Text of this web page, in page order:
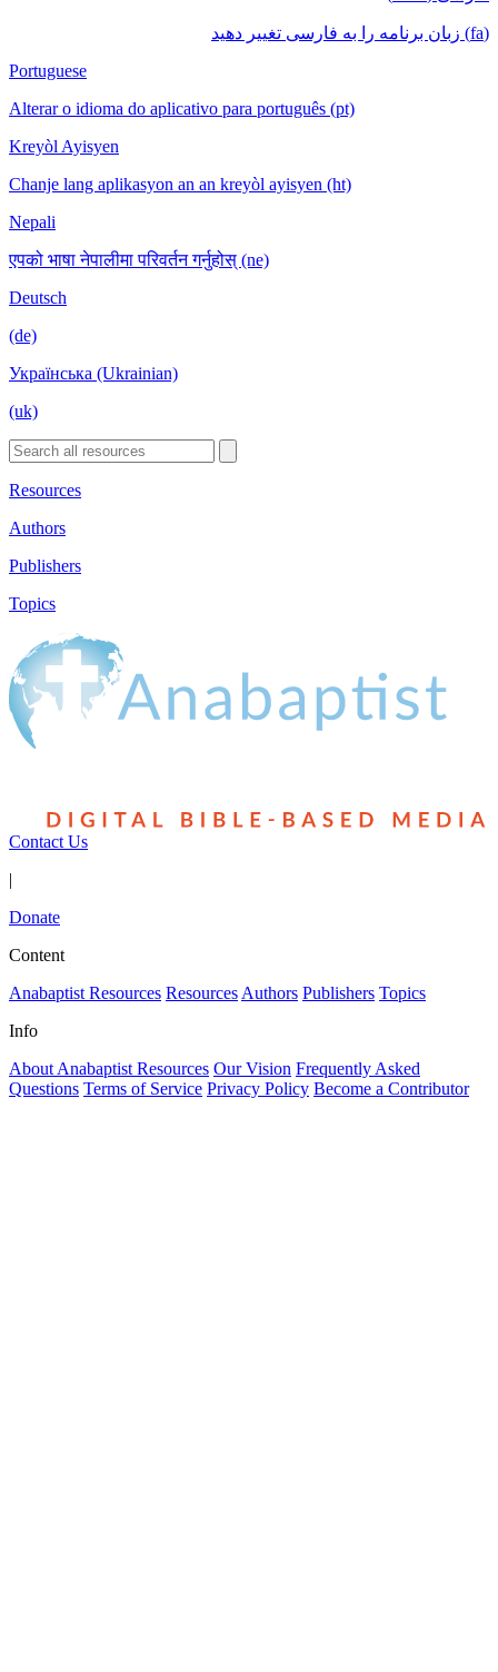
(fa) زبان برنامه را به فارسی تغییر دهید
Portuguese
Alterar o idioma do aplicativo para português (pt)
Kreyòl Ayisyen
Chanje lang aplikasyon an an kreyòl ayisyen (ht)
Nepali
एपको भाषा नेपालीमा परिवर्तन गर्नुहोस् (ne)
Deutsch
(de)
Українська (Ukrainian)
(uk)
Resources
Authors
Publishers
Topics
Contact Us
|
Donate
Content
Anabaptist Resources Resources Authors Publishers Topics
Info
About Anabaptist Resources Our Vision Frequently Asked
Questions Terms of Service Privacy Policy Become a Contributor